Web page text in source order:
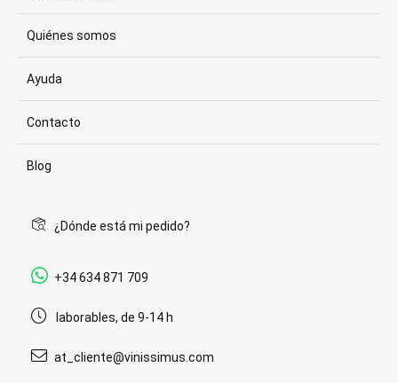
Quiénes somos
Ayuda
Contacto
Blog
¿Dónde está mi pedido?
+34 634 871 709
laborables, de 9-14 h
at_cliente@vinissimus.com